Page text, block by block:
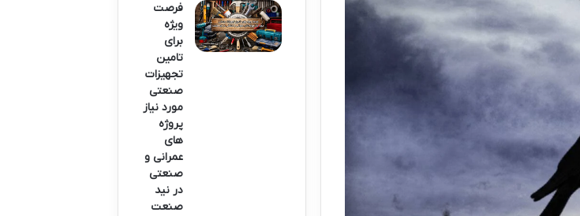
فرصت
ویژه
برای
تامین
تجهیزات
صنعتی
مورد نیاز
پروژه
های
عمرانی و
صنعتی
در نید
صنعت